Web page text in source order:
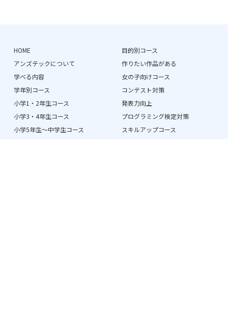
HOME
アンズテックについて
学べる内容
学年別コース
小学1・2年生コース
小学3・4年生コース
小学5年生〜中学生コース
目的別コース
作りたい作品がある
女の子向けコース
コンテスト対策
発表力向上
プログラミング検定対策
スキルアップコース